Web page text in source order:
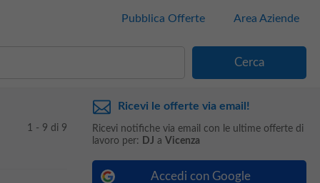
Pubblica Offerte Area Aziende
1 - 9 di 9
Ricevi le offerte via email!
Ricevi notifiche via email con le ultime offerte di
lavoro per: DJ a Vicenza
Accedi con Google